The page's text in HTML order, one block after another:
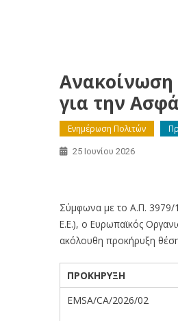
Ανακοίνωση
για την
Ενημέρωση Πολιτών
25 Ιουνίου 2026
Σύμφωνα με το Α.Π. 3979/
Ε.Ε.), ο Ευρωπαϊκός
ακόλουθη προκήρυξη
ΠΡΟΚΗΡΥΞΗ
EMSA/CA/2026/02